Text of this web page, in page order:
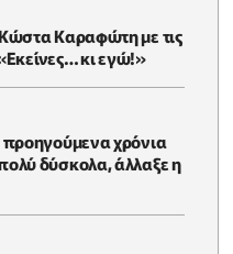
Καραφώτη με τις
κι εγώ!»
χρόνια
δύσκολα, άλλαξε η